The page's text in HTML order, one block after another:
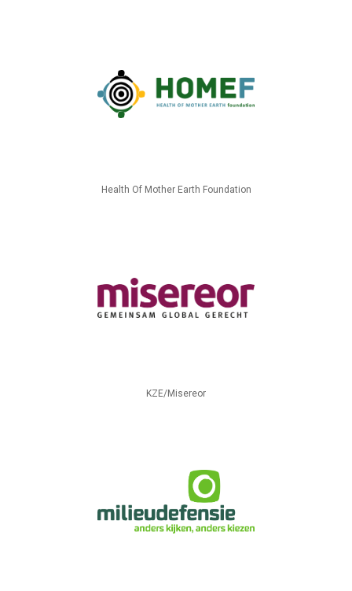
Health Of Mother Earth Foundation
KZE/Misereor